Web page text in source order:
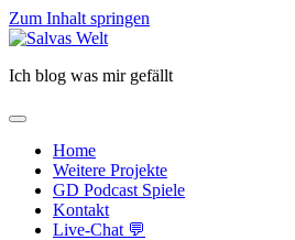
Zum Inhalt springen
Salvas
Ich blog was mir gefällt
open
primary
menu Home
Weitere Projekte
GD Podcast Spiele
Kontakt
Live-Chat 💬